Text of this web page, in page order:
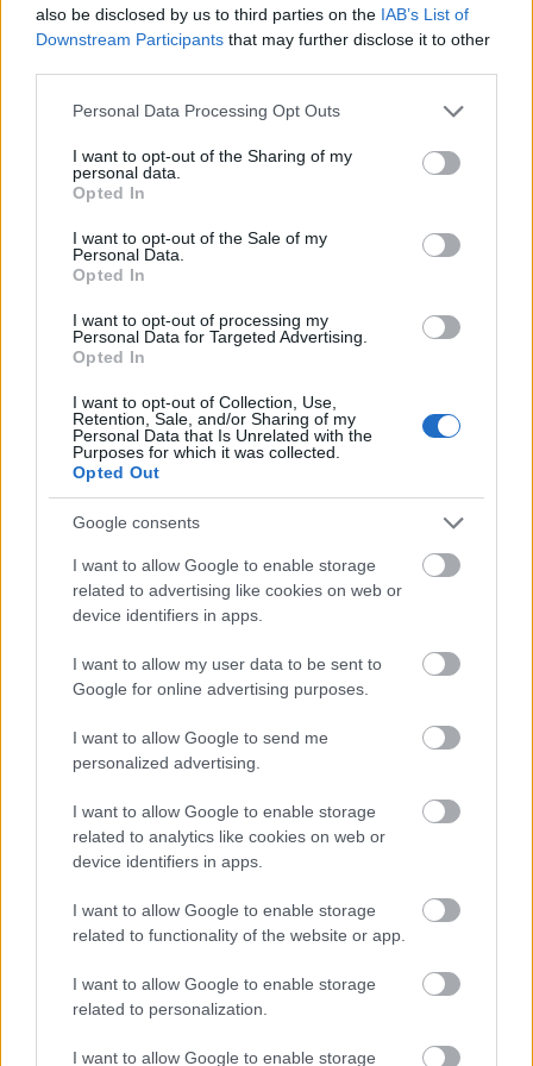
also be disclosed by us to third parties on the IAB’s List of
Downstream Participants that may further disclose it to other
Please note that this website/app uses one or more Google
not limited to your visit or usage behaviour. You may click to
grant or deny consent to Google and its third-party tags to
use your data for below specified purposes in below Google
consent section.
Personal Data Processing Opt Outs
I want to opt-out of the Sharing of my
personal data.
Opted In
I want to opt-out of the Sale of my
Personal Data.
Opted In
I want to opt-out of processing my
Personal Data for Targeted Advertising.
Opted In
I want to opt-out of Collection, Use,
Retention, Sale, and/or Sharing of my
Personal Data that Is Unrelated with the
Purposes for which it was collected.
Opted Out
Google consents
I want to allow Google to enable storage
related to advertising like cookies on web or
device identifiers in apps.
I want to allow my user data to be sent to
Google for online advertising purposes.
I want to allow Google to send me
personalized advertising.
I want to allow Google to enable storage
related to analytics like cookies on web or
device identifiers in apps.
I want to allow Google to enable storage
related to functionality of the website or app.
I want to allow Google to enable storage
related to personalization.
I want to allow Google to enable storage
Papp Szabi a negyedik zsűritag a
Sztárban Sztárban
2017. szeptember 05.
Két két zenész és színész ül majd idén a TV2
zászlóshajójában, Majka mellé Papp Szabi került a
zenei vonalról, míg Liptai Claudia Stohl Andrással
vigasztalódhat Hajós távollétében. A szeptember 10-
én azaz most vasárnap induló műsor első adásában
Stohl nem szerepel majd (gondolom, a székébe…
Majka és Pápai Joci aranyat érhet a
TV2-nek
kurvajó volt az Ötven milliós játszmában tegnap